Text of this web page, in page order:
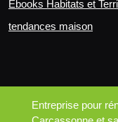
Ebooks Habitats et
tendances maison
Entreprise pour